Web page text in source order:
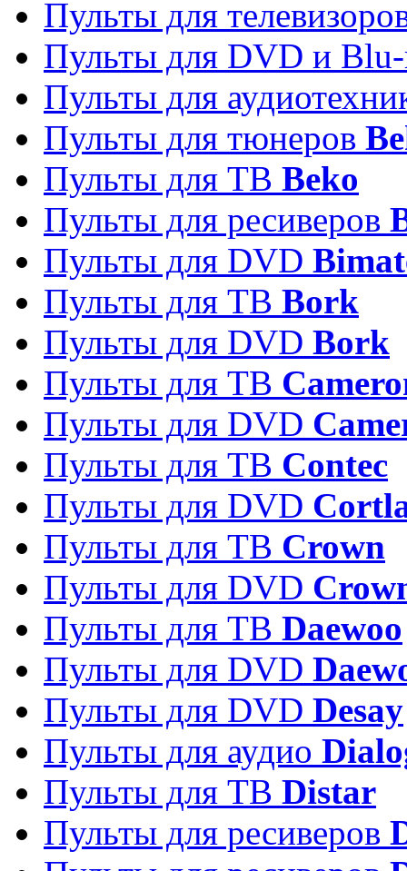
Пульты для
Пульты для DVD и
Пульты для
Пульты для тюнеров
Пульты для ТВ Beko
Пульты для ресиверов
Пульты для DVD
Пульты для ТВ Bork
Пульты для DVD Bork
Пульты для ТВ
Пульты для DVD
Пульты для ТВ Contec
Пульты для DVD
Пульты для ТВ Crown
Пульты для DVD
Пульты для ТВ Daewoo
Пульты для DVD
Пульты для DVD Desay
Пульты для аудио
Пульты для ТВ Distar
Пульты для ресиверов